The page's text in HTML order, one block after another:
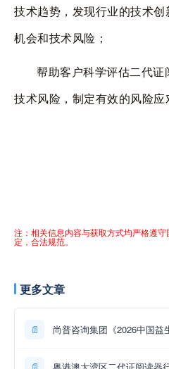
技术趋势，发现行业的技术
机会和技术风险；
帮助客户科学评估二代
技术风险，制定有效的风险应
注：相关信息内容与获取方式均严格遵
定，合法规范。
更多文章
📄